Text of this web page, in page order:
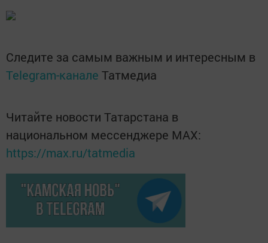
Следите за самым важным и интересным в
Telegram-канале Татмедиа
Читайте новости Татарстана в
национальном мессенджере MАХ:
https://max.ru/tatmedia